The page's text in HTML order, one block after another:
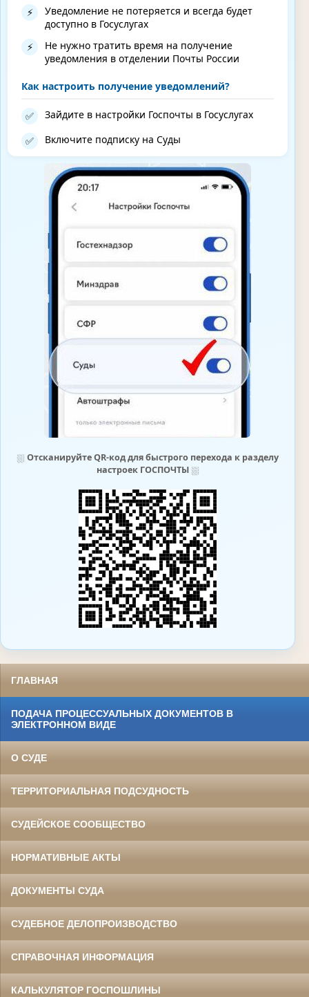
⚡
Уведомление не потеряется и всегда будет
доступно в Госуслугах
⚡
Не нужно тратить время на получение
уведомления в отделении Почты России
Как настроить получение уведомлений?
✅ Зайдите в настройки Госпочты в Госуслугах
✅ Включите подписку на Суды
⛆ Отсканируйте QR-код для быстрого перехода к разделу
настроек ГОСПОЧТЫ⛆
ГЛАВНАЯ
ПОДАЧА ПРОЦЕССУАЛЬНЫХ ДОКУМЕНТОВ В
ЭЛЕКТРОННОМ ВИДЕ
О СУДЕ
ТЕРРИТОРИАЛЬНАЯ ПОДСУДНОСТЬ
СУДЕЙСКОЕ СООБЩЕСТВО
НОРМАТИВНЫЕ АКТЫ
ДОКУМЕНТЫ СУДА
СУДЕБНОЕ ДЕЛОПРОИЗВОДСТВО
СПРАВОЧНАЯ ИНФОРМАЦИЯ
КАЛЬКУЛЯТОР ГОСПОШЛИНЫ